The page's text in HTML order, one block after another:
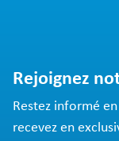
Rejoignez
Restez informé
recevez en